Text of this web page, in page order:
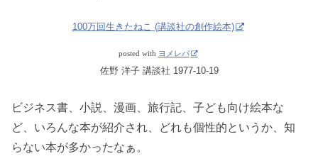
100万回生きたねこ (講談社の創作絵本)
posted with ヨメレバ
佐野 洋子 講談社 1977-10-19
ビジネス書、小説、漫画、旅行記、子ども向け絵本な
ど、いろんな本が紹介され、どれも個性的というか、知
らない本が多かったなぁ。